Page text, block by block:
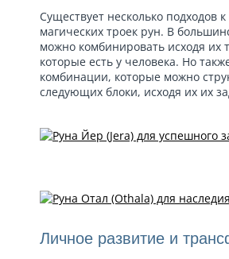
Существует несколько подходов
магических троек рун. В
можно комбинировать исходя их
которые есть у человека. Но
комбинации, которые можно
следующих блоки, исходя их их
Личное развитие и